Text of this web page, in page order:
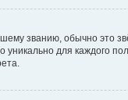
званию, обычно это
для каждого